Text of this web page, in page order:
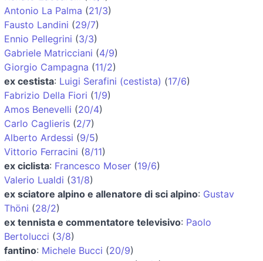
Antonio La Palma (21/3)
Fausto Landini (29/7)
Ennio Pellegrini (3/3)
Gabriele Matricciani (4/9)
Giorgio Campagna (11/2)
ex cestista: Luigi Serafini (cestista) (17/6)
Fabrizio Della Fiori (1/9)
Amos Benevelli (20/4)
Carlo Caglieris (2/7)
Alberto Ardessi (9/5)
Vittorio Ferracini (8/11)
ex ciclista: Francesco Moser (19/6)
Valerio Lualdi (31/8)
ex sciatore alpino e allenatore di sci alpino: Gustav
Thöni (28/2)
ex tennista e commentatore televisivo: Paolo
Bertolucci (3/8)
fantino: Michele Bucci (20/9)